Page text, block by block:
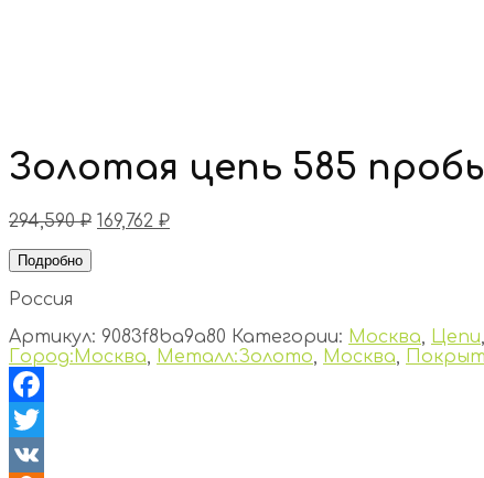
Золотая цепь 585
294,590₽ 169,762 ₽
Подробно
Россия
Артикул: 9083f8ba9a80 Категории: Москва, Цепи,
Город:Москва, Металл:Золото, Москва,
Facebook
Twitter